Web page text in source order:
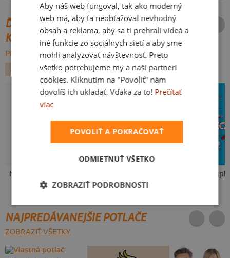
ĎALŠIE POTLAČE Z ROVNAKEJ
KATEGÓRIE
PREHĽADÁVAŤ VŠETKO:
ALKOHOL
AUTO MOTO VESMÍR
Neklidný bez piva Slovenské
NAJPREDÁVANEJŠIE POTLAČE
ZOBRAZIŤ VŠETKY
Aby náš web fungoval, tak ako moderný
web má, aby ťa neobťažoval nevhodný
obsah a reklama, aby sa ti prehrali videá a
iné funkcie zo sociálnych sietí a aby sme
mohli analyzovať návštevnosť. Preto
všetko potrebujeme my a naši partneri
cookies. Kliknutím na "Povoliť" nám
dovolíš ich ukladať. Vďaka za to! Prečítať
viac
POVOLIŤ A POKRAČOVAŤ
ODMIETNUŤ VŠETKO
ZOBRAZIŤ PODROBNOSTI